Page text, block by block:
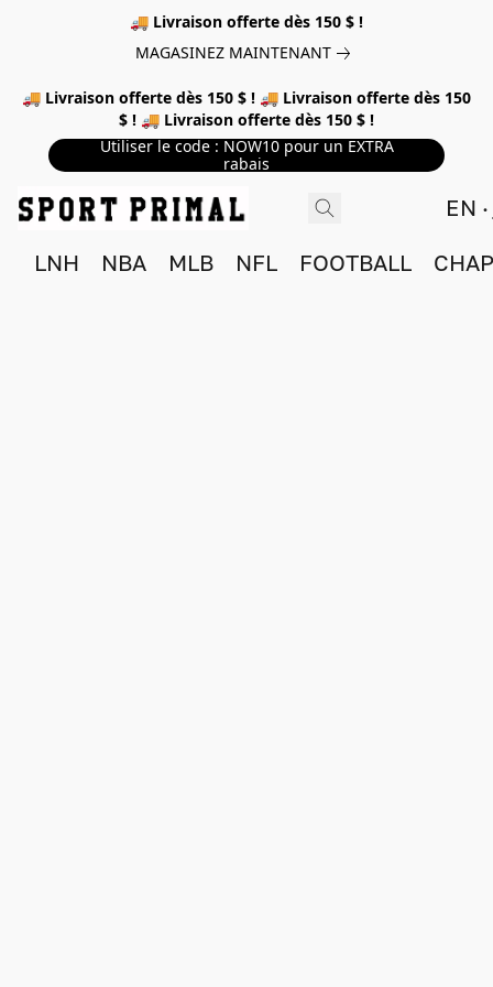
🚚 Livraison offerte dès 150 $ !
MAGASINEZ MAINTENANT
🚚 Livraison offerte dès 150 $ ! 🚚 Livraison offerte dès 150
$ ! 🚚 Livraison offerte dès 150 $ !
Utiliser le code : NOW10 pour un EXTRA
rabais
EN
LNH NBA MLB NFL FOOTBALL